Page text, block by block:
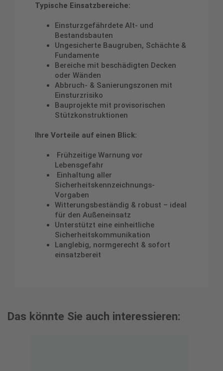
Typische Einsatzbereiche:
Einsturzgefährdete Alt- und
Bestandsbauten
Ungesicherte Baugruben, Schächte &
Fundamente
Bereiche mit beschädigten Decken
oder Wänden
Abbruch- & Sanierungszonen mit
Einsturzrisiko
Bauprojekte mit provisorischen
Stützkonstruktionen
Ihre Vorteile auf einen Blick:
Frühzeitige Warnung vor
Lebensgefahr
Einhaltung aller
Sicherheitskennzeichnungs-
Vorgaben
Witterungsbeständig & robust – ideal
für den Außeneinsatz
Unterstützt eine einheitliche
Sicherheitskommunikation
Langlebig, normgerecht & sofort
einsatzbereit
Das könnte Sie auch interessieren: